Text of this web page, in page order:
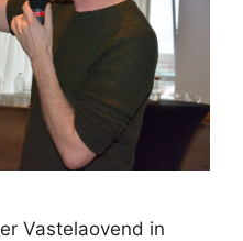
Vastelaovend in